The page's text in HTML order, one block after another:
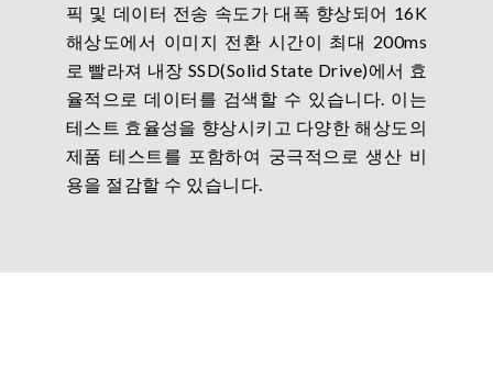
픽 및 데이터 전송 속도가 대폭 향상되어 16K
해상도에서 이미지 전환 시간이 최대 200ms
로 빨라져 내장 SSD(Solid State Drive)에서 효
율적으로 데이터를 검색할 수 있습니다. 이는
테스트 효율성을 향상시키고 다양한 해상도의
제품 테스트를 포함하여 궁극적으로 생산 비
용을 절감할 수 있습니다.